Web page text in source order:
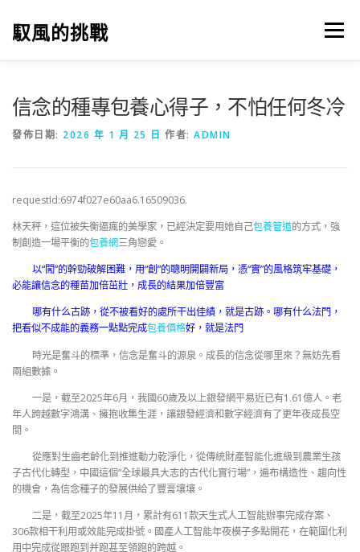
馭風的挑戰 選單
信念的種專包養心得子，不怕任何冬冷
發佈日期: 2026 年 1 月 25 日 作者: ADMIN
requestId:6974f027e60aa6.16509036.
林天秤，這位被失衡逼瘋的美學家，已經決定要用她自己包養管道的方式，強
制創造一場平衡的包養網三角戀愛。
以“闖”的幹勁破解困難，用“創”的聰明開闢新局，憑“實”的風格筑牢基礎，
必能讓信念的種苗加倍茁壯，成長的結果加倍豐富
哪有什么古跡，從不被看好的處所干出佳績，就是古跡。哪有什么法門，
把看似不成能的義務一點點完成包養價格好，就是法門
時光是奮斗的標準，信念是奮斗的源泉。成長的信念從哪里來？無妨先看
兩組數據。
一是，截至2025年6月，我國60歲及以上銀發網平易近已有1.61億人。老
年人跨越數字鴻溝、擁抱收集生涯，讓銀發經濟和數字經濟有了更年夜成長空
間。
從應對生齒老齡化到推進動力乾淨化，從傳統財產智能化進級到農業生孩
子古代化轉型，中國這個“全球最具大志的古代化實行場”，遍布構造性、趨向性
的機會，為信念種子的發展供給了豐膏壤壤。
二是，截至2025年11月，累計有611款天生式人工智能辦事完成存案、
306款相干利用或效能完成掛號。國產人工智能年夜模子多點開花，在範圍化利
用中完成從跟跑到并跑甚至領跑的跨越。